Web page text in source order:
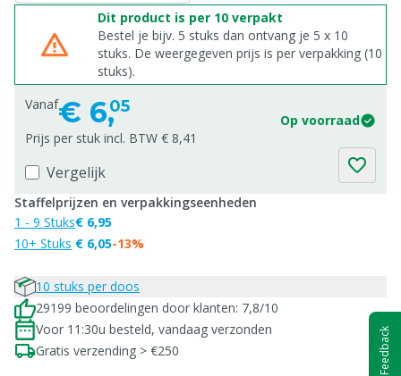
Dit product is per 10 verpakt
Bestel je bijv. 5 stuks dan ontvang je 5 x 10
stuks. De weergegeven prijs is per verpakking (10
stuks).
Vanaf€ 6,05
Op voorraad
Prijs per stuk incl. BTW € 8,41
Vergelijk
Staffelprijzen en verpakkingseenheden
1 - 9 Stuks
10+ Stuks
€ 6,95
€ 6,05-13%
10 stuks per doos
29199 beoordelingen door klanten: 7,8/10
Voor 11:30u besteld, vandaag verzonden
Gratis verzending > €250
Feedback